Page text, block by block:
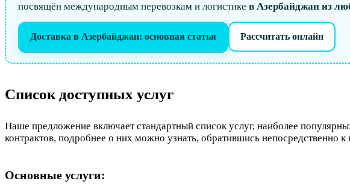
посвящён международным перевозкам и логистике в Азербайджан из
Доставка в Азербайджан: основная статья Рассчитать онлайн
Список доступных услуг
Наше предложение включает стандартный список услуг, наиболее
контрактов, подробнее о них можно узнать, обратившись непосредственно к
Основные услуги: